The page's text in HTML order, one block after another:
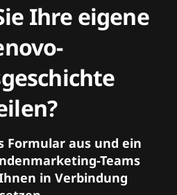
Ihre eigene
Formular aus und ein
Teams
in Verbindung